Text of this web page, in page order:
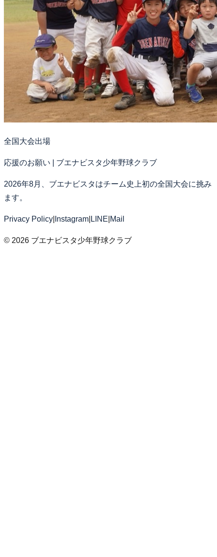
全国大会出場
応援のお願い | ブエナビスタ少年野球クラブ
2026年8月、ブエナビスタはチーム史上初の全国大会に挑み
ます。
Privacy Policy Instagram LINE Mail
© 2026 ブエナビスタ少年野球クラブ